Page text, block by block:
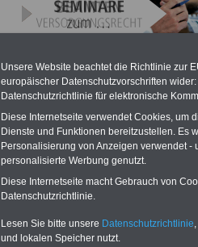
(BAT): §
Neu aufgelegt: Oktober
Unsere Website beachtet die Richtlinie zur
europäischer Datenschutzvorschriften
Datenschutzrichtlinie für elektronische
Diese Internetseite verwendet Cookies, um
Dienste und Funktionen bereitzustellen. Es
Personalisierung von Anzeigen verwendet
personalisierte Werbung genutzt.
Diese Internetseite macht Gebrauch von
Datenschutzrichtlinie.
Lesen Sie bitte unsere Datenschutzrichtlinie
und lokalen Speicher nutzt.